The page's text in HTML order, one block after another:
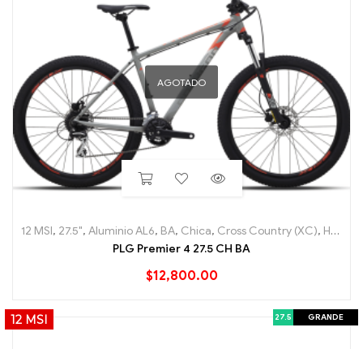
AGOTADO
12 MSI, 27.5", Aluminio AL6, BA, Chica, Cross Country (XC), Hard Tail
PLG Premier 4 27.5 CH BA
$12,800.00
12 MSI 27.5 GRANDE